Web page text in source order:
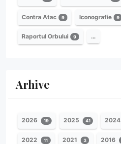
Contra Atac 9 Iconografie 9
Raportul Orbului 9 …
Arhive
2026 19 2025 41 2024
2022 11 2021 3 2016